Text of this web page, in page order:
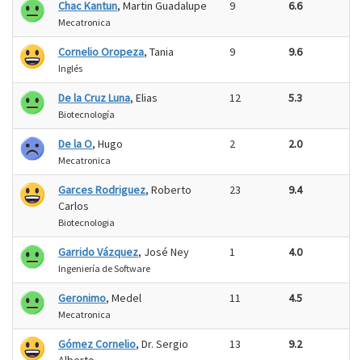
Chac Kantun, Martin Guadalupe
Mecatronica
9 6.6
Cornelio Oropeza, Tania
Inglés
9 9.6
De la Cruz Luna, Elias
Biotecnología
12 5.3
De la O, Hugo
Mecatronica
2 2.0
Garces Rodriguez, Roberto
Carlos
Biotecnologia
23 9.4
Garrido Vázquez, José Ney
Ingeniería de Software
1 4.0
Geronimo, Medel
Mecatronica
11 4.5
Gómez Cornelio, Dr. Sergio
13 9.2